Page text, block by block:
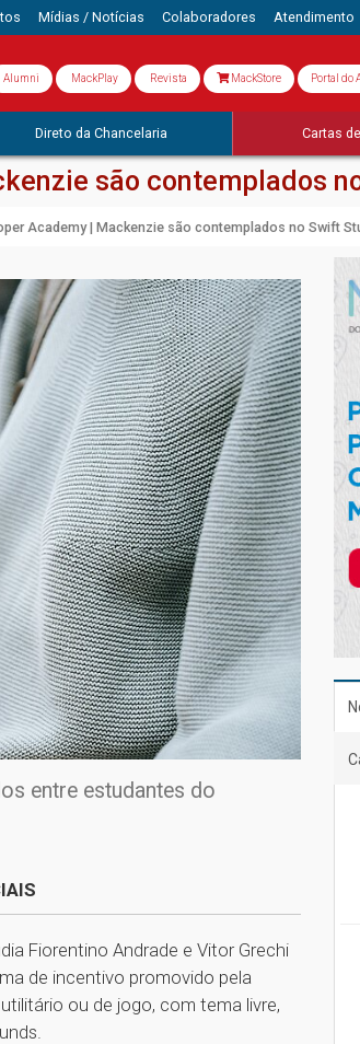
Mídias / Notícias Colaboradores Atendimento
Alumni MackPlay Revista MackStore Portal do
Direto da Chancelaria Cartas
são contemplados
Academy | Mackenzie são contemplados no Swift
entre estudantes do
Fiorentino Andrade e Vitor Grechi
de incentivo promovido pela
ou de jogo, com tema livre,